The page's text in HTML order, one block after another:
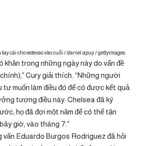
cái cho estevao vào cuối / daniel apuy / gettyimages
khăn trong những ngày này do vấn đề
Cury giải thích. “Những người
tư muốn làm điều đó để có được kết quả
tượng điều này: Chelsea đã ký
họ đã đợi một năm để có thể tận
giờ, vào tháng 7.”
Eduardo Burgos Rodriguez đã hỏi